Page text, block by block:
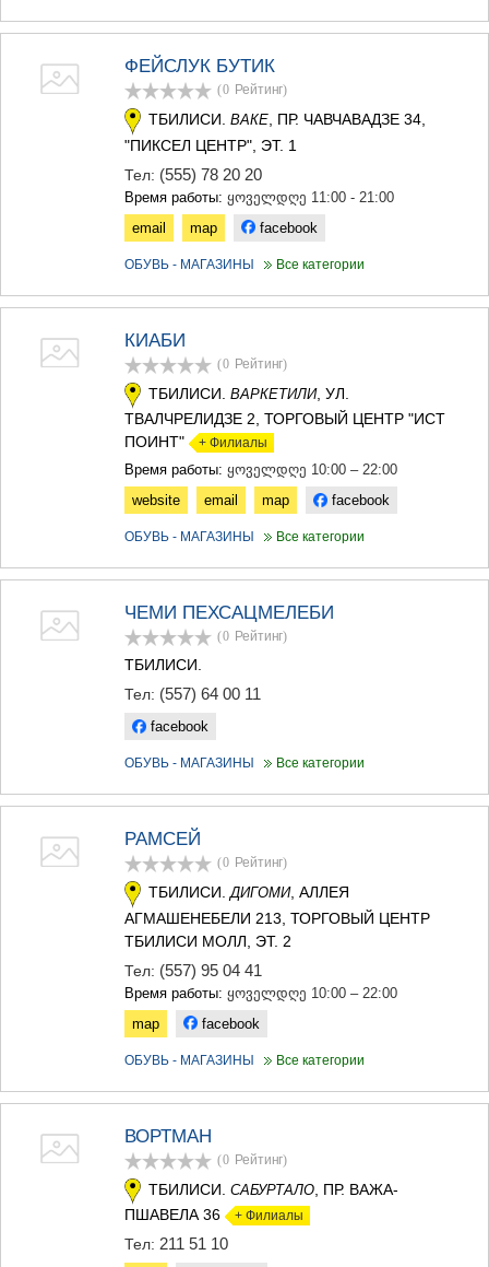
СТЕПАНЦМИНДА (КАЗБЕГИ)
АХАЛГОРИ
РАЧА-ЛЕЧХУМИ/НИЖНЯЯ
АМБРОЛАУРИ
МЕГРЕЛИЯ/ВЕРХНЯЯ
СЕНАКИ
ПОТИ
ЦАЛЕНДЖИХА
САМЦХЕ-ДЖАВАХЕТИ
АХАЛКАЛАКИ
БОРЖОМИ
НИНОЦМИНДА
АБАСТУМАНИ
КВЕМО КАРТЛИ
ДМАНИСИ
МАРНЕУЛИ
РУСТАВИ
ФЕЙСЛУК БУТИК
(0 Рейтинг)
ТБИЛИСИ. ВАКЕ , ПР. ЧАВЧАВАДЗЕ 34,
"ПИКСЕЛ ЦЕНТР", ЭТ. 1
Тел: (555) 78 20 20
Время работы: ყოველდღე 11:00 - 21:00
email
map facebook
ОБУВЬ - МАГАЗИНЫ Все категории
КИАБИ
(0 Рейтинг)
ТБИЛИСИ. ВАРКЕТИЛИ, УЛ.
ТВАЛЧРЕЛИДЗЕ 2, ТОРГОВЫЙ ЦЕНТР "ИСТ
ПОИНТ" + Филиалы
Время работы: ყოველდღე 10:00 – 22:00
website
email map facebook
ОБУВЬ - МАГАЗИНЫ Все категории
ЧЕМИ ПЕХСАЦМЕЛЕБИ
(0 Рейтинг)
ТБИЛИСИ.
Тел: (557) 64 00 11
facebook
ОБУВЬ - МАГАЗИНЫ Все категории
РАМСЕЙ
(0 Рейтинг)
ТБИЛИСИ.ДИГОМИ, АЛЛЕЯ
АГМАШЕНЕБЕЛИ 213, ТОРГОВЫЙ ЦЕНТР
ТБИЛИСИ МОЛЛ, ЭТ. 2
Тел: (557) 95 04 41
Время работы: ყოველდღე 10:00 – 22:00
map
facebook
ОБУВЬ - МАГАЗИНЫ Все категории
ВОРТМАН
(0 Рейтинг)
ТБИЛИСИ. САБУРТАЛО , ПР. ВАЖА-
ПШАВЕЛА 36 + Филиалы
Тел: 211 51 10